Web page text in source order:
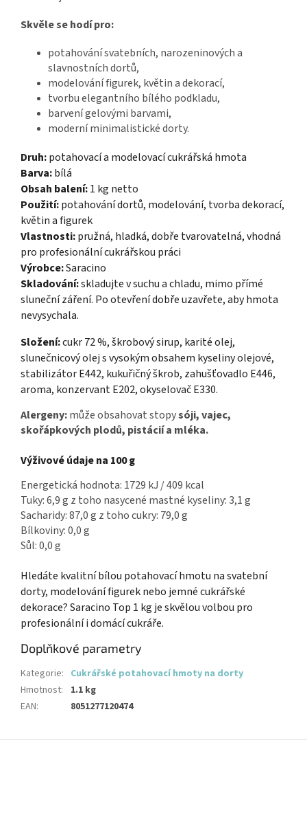
Skvěle se hodí pro:
potahování svatebních, narozeninových a
slavnostních dortů,
modelování figurek, květin a dekorací,
tvorbu elegantního bílého podkladu,
barvení gelovými barvami,
moderní minimalistické dorty.
Druh:potahovací a modelovací cukrářská hmota
Barva:bílá
Obsah balení:1 kg netto
Použití:potahování dortů, modelování, tvorba dekorací,
květin a figurek
Vlastnosti:pružná, hladká, dobře tvarovatelná, vhodná
pro profesionální cukrářskou práci
Výrobce:Saracino
Skladování:skladujte v suchu a chladu, mimo přímé
sluneční záření. Po otevření dobře uzavřete, aby hmota
nevysychala.
Složení:cukr 72 %, škrobový sirup, karité olej,
slunečnicový olej s vysokým obsahem kyseliny olejové,
stabilizátor E442, kukuřičný škrob, zahušťovadlo E446,
aroma, konzervant E202, okyselovač E330.
Alergeny:může obsahovat stopysóji, vajec,
skořápkových plodů, pistácií a mléka.
Výživové údaje na 100 g
Energetická hodnota: 1729 kJ / 409 kcal
Tuky: 6,9 g z toho nasycené mastné kyseliny: 3,1 g
Sacharidy: 87,0 g z toho cukry: 79,0 g
Bílkoviny: 0,0 g
Sůl: 0,0 g
Hledáte kvalitní bílou potahovací hmotu na svatební
dorty, modelování figurek nebo jemné cukrářské
dekorace? Saracino Top 1 kg je skvělou volbou pro
profesionální i domácí cukráře.
Doplňkové parametry
Kategorie: Cukrářské potahovací hmoty na dorty
Hmotnost:
1.1 kg
EAN: 8051277120474